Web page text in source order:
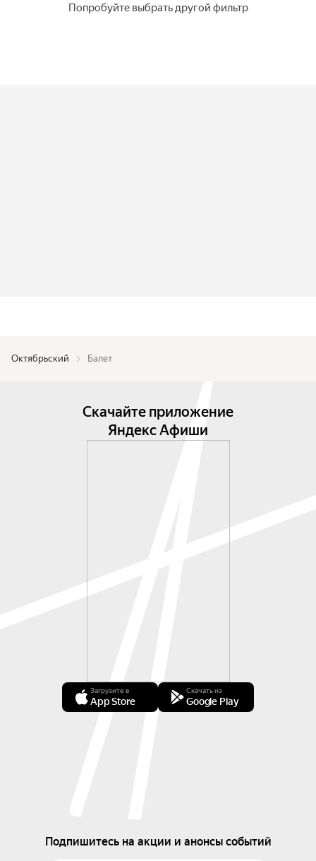
Попробуйте выбрать другой фильтр
Октябрьский Балет
Скачайте приложение
Яндекс Афиши
Загрузите в
App Store
Скачать из
Google Play
Подпишитесь на акции и анонсы событий